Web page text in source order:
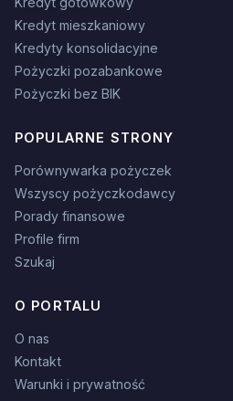
Kredyt mieszkaniowy
Kredyty konsolidacyjne
Pożyczki pozabankowe
Pożyczki bez BIK
POPULARNE STRONY
Porównywarka pożyczek
Wszyscy pożyczkodawcy
Porady finansowe
Profile firm
Szukaj
O PORTALU
O nas
Kontakt
Warunki i prywatność